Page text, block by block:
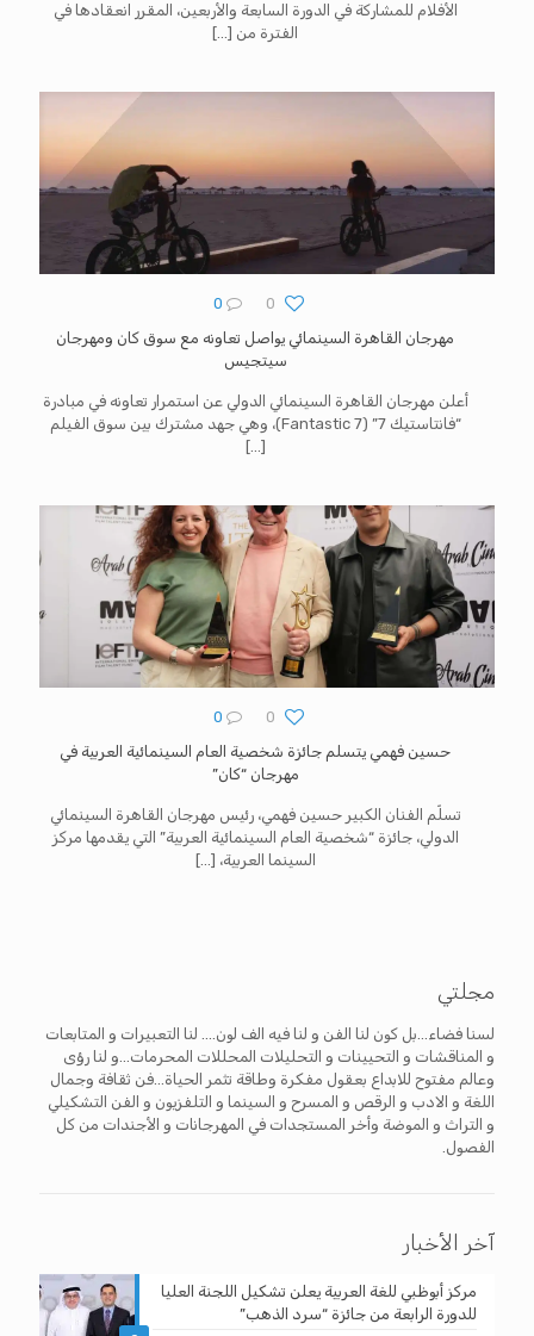
الأفلام للمشاركة في الدورة السابعة والأربعين، المقرر انعقادها في
الفترة من […]
0
0
مهرجان القاهرة السينمائي يواصل تعاونه مع سوق كان ومهرجان
سيتجيس
أعلن مهرجان القاهرة السينمائي الدولي عن استمرار تعاونه في مبادرة
“فانتاستيك 7” (Fantastic 7)، وهي جهد مشترك بين سوق الفيلم
[…]
0
0
حسين فهمي يتسلم جائزة شخصية العام السينمائية العربية في
مهرجان “كان”
تسلّم الفنان الكبير حسين فهمي، رئيس مهرجان القاهرة السينمائي
الدولي، جائزة “شخصية العام السينمائية العربية” التي يقدمها مركز
السينما العربية، […]
مجلتي
لسنا فضاء...بل كون لنا الفن و لنا فيه الف لون.... لنا التعبيرات و المتابعات
و المناقشات و التحيينات و التحليلات المحللات المحرمات...و لنا رؤى
وعالم مفتوح للابداع بعقول مفكرة وطاقة تثمر الحياة...فن ثقافة وجمال
اللغة و الادب و الرقص و المسرح و السينما و التلفزيون و الفن التشكيلي
و التراث و الموضة وأخر المستجدات في المهرجانات و الأجندات من كل
الفصول.
آخر الأخبار
مركز أبوظبي للغة العربية يعلن تشكيل اللجنة العليا
للدورة الرابعة من جائزة “سرد الذهب”